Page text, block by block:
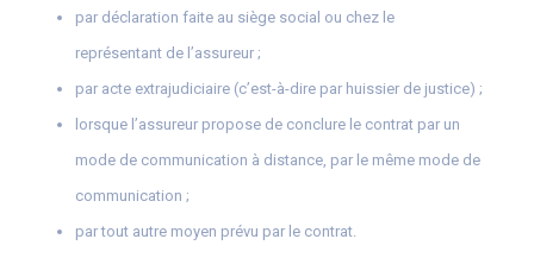
par déclaration faite au siège social ou chez le
représentant de l’assureur ;
par acte extrajudiciaire (c’est-à-dire par huissier de justice) ;
lorsque l’assureur propose de conclure le contrat par un
mode de communication à distance, par le même mode de
communication ;
par tout autre moyen prévu par le contrat.